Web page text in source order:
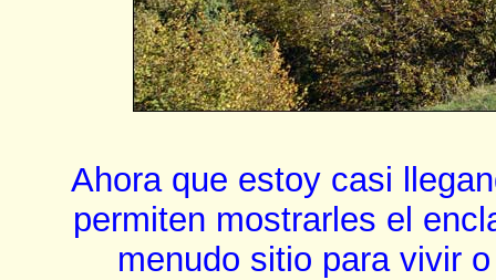
Ahora que estoy casi
permiten mostrarles el
menudo sitio para vivir